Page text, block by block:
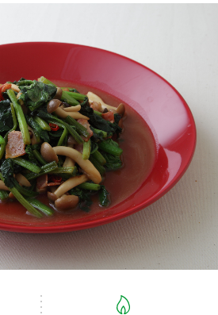
ぽん酢
鍋用調味料
たれ
イト
イト トップ